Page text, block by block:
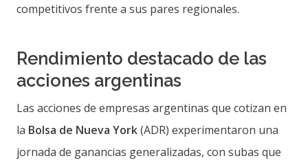
competitivos frente a sus pares regionales.
Rendimiento destacado de las
acciones argentinas
Las acciones de empresas argentinas que cotizan en
la Bolsa de Nueva York(ADR) experimentaron una
jornada de ganancias generalizadas, con subas que